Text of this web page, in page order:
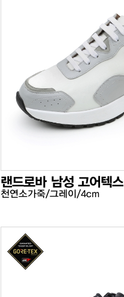
랜드로바 남성 고어텍스
천연소가죽/그레이/4cm